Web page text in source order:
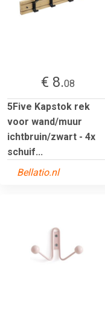
€ 8.08
5Five Kapstok rek
voor wand/muur
ichtbruin/zwart - 4x
schuif...
Bellatio.nl